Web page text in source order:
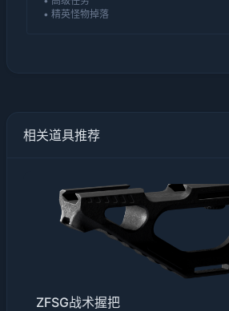
• 精英怪物掉落
相关道具推荐
ZFSG战术握把